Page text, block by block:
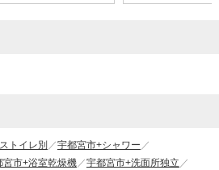
トイレ別
宇都宮市+シャワー
宮市+浴室乾燥機
宇都宮市+洗面所独立